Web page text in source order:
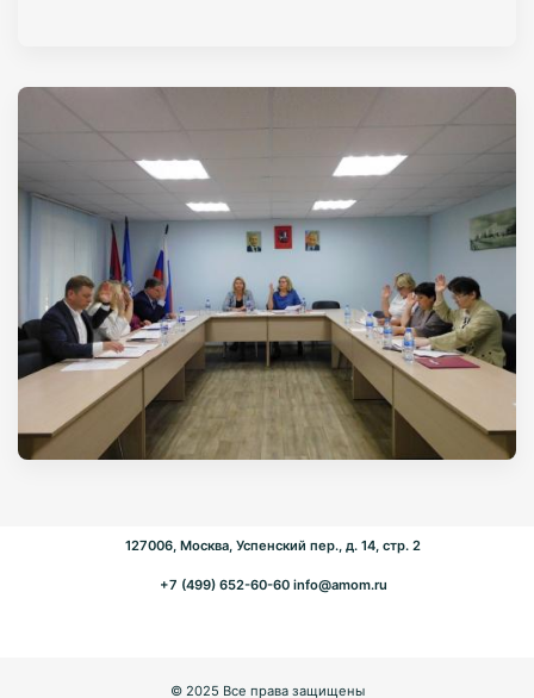
127006, Москва, Успенский пер., д. 14, стр. 2
+7 (499) 652-60-60 info@amom.ru
© 2025 Все права защищены